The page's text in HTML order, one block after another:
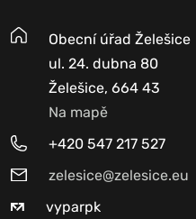
Obecní úřad Želešice
ul. 24. dubna 80
Želešice, 664 43
Na mapě
+420 547 217 527
zelesice@zelesice.eu
vyparpk